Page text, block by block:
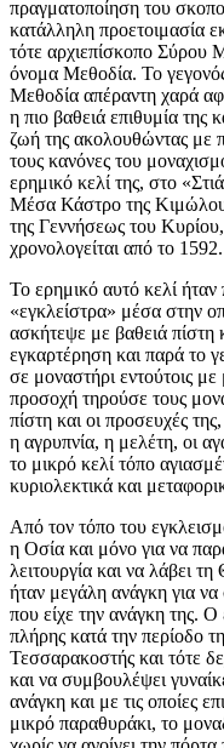
πραγματοποίηση του
κατάλληλη προετοιμασία
τότε αρχιεπίσκοπο Σύρου
όνομα Μεθοδία. Το
Μεθοδία απέραντη χαρά
η πιο βαθειά επιθυμία της
ζωή της ακολουθώντας με
τους κανόνες του
ερημικό κελί της, στο
Μέσα Κάστρο της
της Γεννήσεως του
χρονολογείται από το 1592.
Το ερημικό αυτό κελί ήταν
«εγκλείστρα» μέσα στην
ασκήτεψε με βαθειά πίστη
εγκαρτέρηση και παρά το
σε μοναστήρι εντούτοις με
προσοχή τηρούσε τους
πίστη και οι προσευχές
η αγρυπνία, η μελέτη, οι
το μικρό κελί τόπο
κυριολεκτικά και
Από τον τόπο του
η Οσία και μόνο για να
λειτουργία και να λάβει
ήταν μεγάλη ανάγκη για
που είχε την ανάγκη της. Ο
πλήρης κατά την περίοδο
Τεσσαρακοστής και τότε
και να συμβουλέψει
ανάγκη και με τις οποίες
μικρό παραθυράκι, το